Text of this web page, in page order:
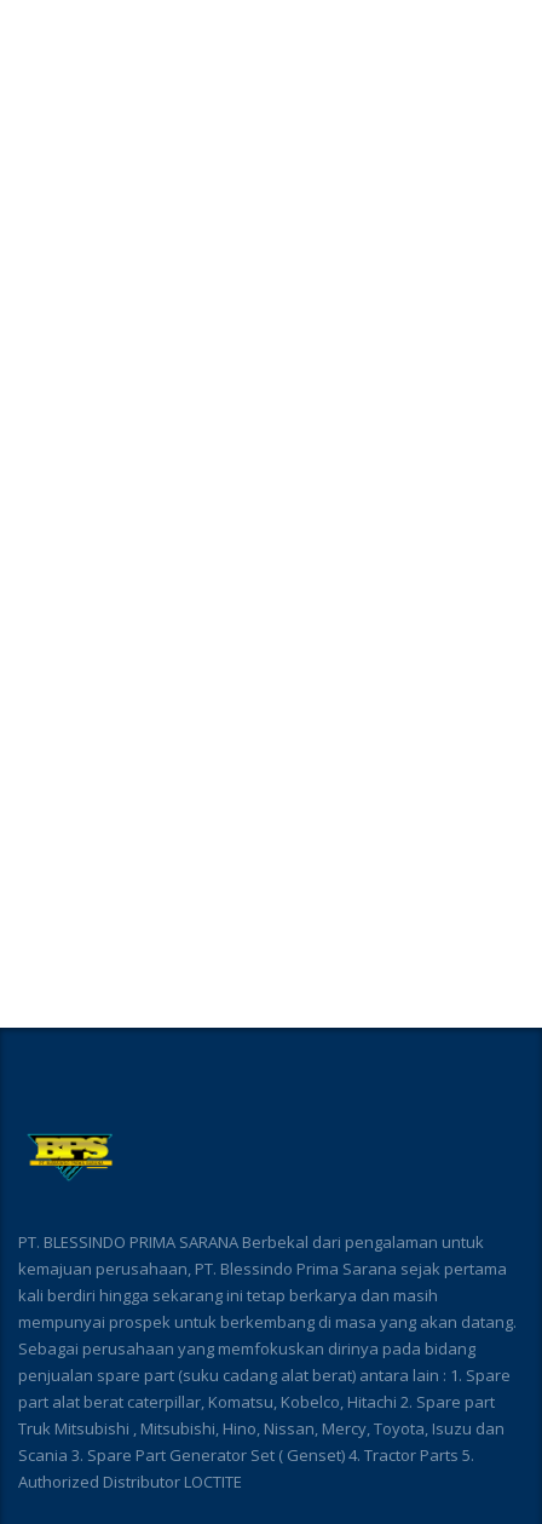
PT. BLESSINDO PRIMA SARANA Berbekal dari pengalaman untuk
kemajuan perusahaan, PT. Blessindo Prima Sarana sejak pertama
kali berdiri hingga sekarang ini tetap berkarya dan masih
mempunyai prospek untuk berkembang di masa yang akan datang.
Sebagai perusahaan yang memfokuskan dirinya pada bidang
penjualan spare part (suku cadang alat berat) antara lain : 1. Spare
part alat berat caterpillar, Komatsu, Kobelco, Hitachi 2. Spare part
Truk Mitsubishi , Mitsubishi, Hino, Nissan, Mercy, Toyota, Isuzu dan
Scania 3. Spare Part Generator Set ( Genset) 4. Tractor Parts 5.
Authorized Distributor LOCTITE